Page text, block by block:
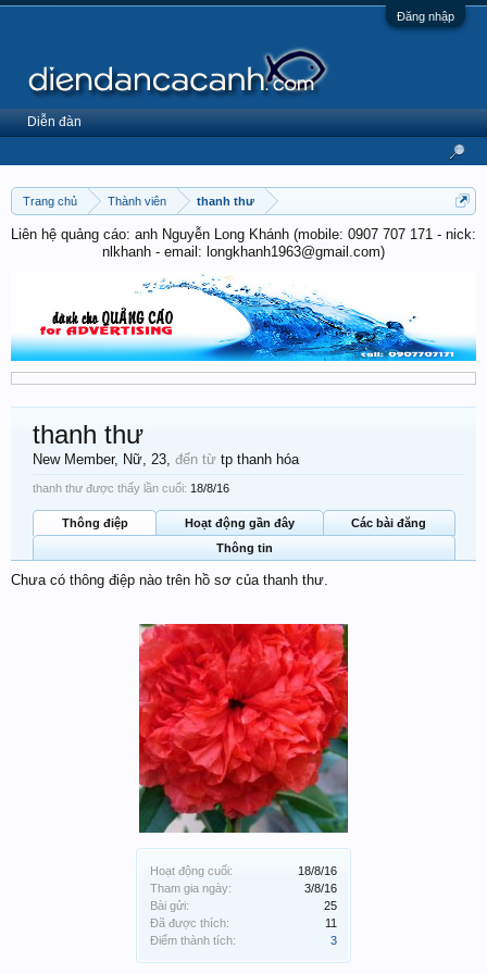
Đăng nhập
Trang chủ Thành viên thanh thư
Liên hệ quảng cáo: anh Nguyễn Long Khánh (mobile: 0907 707 171 - nick:
nlkhanh - email: longkhanh1963@gmail.com)
Hoạt động cuối:
18/8/16
Tham gia ngày:
3/8/16
Bài gửi:
25
Đã được thích:
11
Điểm thành tích:
3
thanh thư
New Member, Nữ, 23, đến từ tp thanh hóa
thanh thư được thấy lần cuối: 18/8/16
Thông điệp Hoạt động gần đây
Các bài đăng
Thông tin
Chưa có thông điệp nào trên hồ sơ của thanh thư.
Diễn đàn